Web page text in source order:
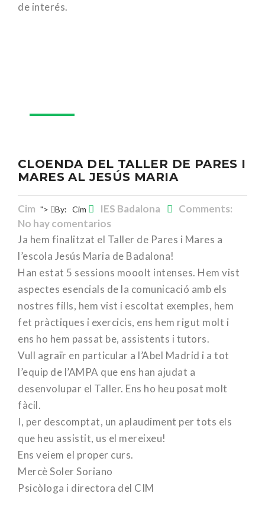
de interés.
CLOENDA DEL TALLER DE PARES I
MARES AL JESÚS MARIA
Cim "> By: Cim IES Badalona
Comments:
No hay comentarios
Ja hem finalitzat el Taller de Pares i Mares a
l’escola Jesús Maria de Badalona!
Han estat 5 sessions mooolt intenses. Hem vist
aspectes esencials de la comunicació amb els
nostres fills, hem vist i escoltat exemples, hem
fet pràctiques i exercicis, ens hem rigut molt i
ens ho hem passat be, assistents i tutors.
Vull agraïr en particular a l’Abel Madrid i a tot
l’equip de l’AMPA que ens han ajudat a
desenvolupar el Taller. Ens ho heu posat molt
fàcil.
I, per descomptat, un aplaudiment per tots els
que heu assistit, us el mereixeu!
Ens veiem el proper curs.
Mercè Soler Soriano
Psicòloga i directora del CIM